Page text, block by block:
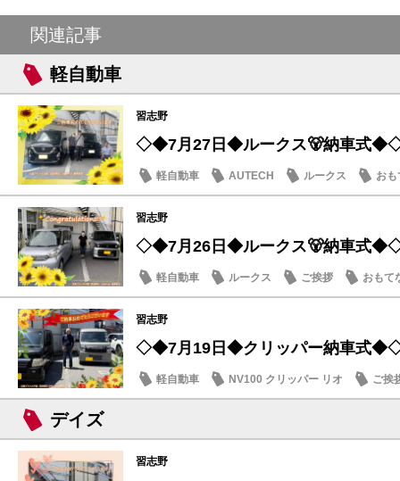
関連記事
軽自動車
習志野
◇◆7月27日◆ルークス🐻納車式
軽自動車 AUTECH ルークス おも
習志野
◇◆7月26日◆ルークス🐻納車式
軽自動車 ルークス ご挨拶 おもて
習志野
◇◆7月19日◆クリッパー納車式
軽自動車 NV100 クリッパー リオ ご挨
デイズ
習志野